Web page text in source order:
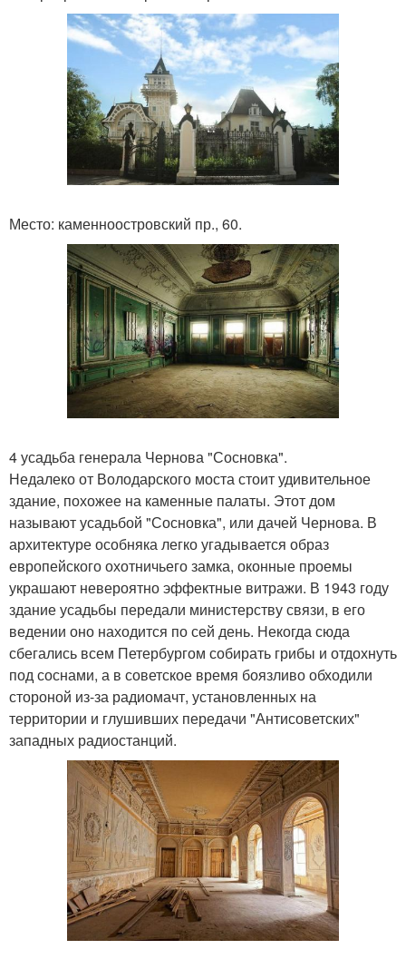
Место: каменноостровский пр., 60.
4 усадьба генерала Чернова "Сосновка".
Недалеко от Володарского моста стоит удивительное
здание, похожее на каменные палаты. Этот дом
называют усадьбой "Сосновка", или дачей Чернова. В
архитектуре особняка легко угадывается образ
европейского охотничьего замка, оконные проемы
украшают невероятно эффектные витражи. В 1943 году
здание усадьбы передали министерству связи, в его
ведении оно находится по сей день. Некогда сюда
сбегались всем Петербургом собирать грибы и отдохнуть
под соснами, а в советское время боязливо обходили
стороной из-за радиомачт, установленных на
территории и глушивших передачи "Антисоветских"
западных радиостанций.